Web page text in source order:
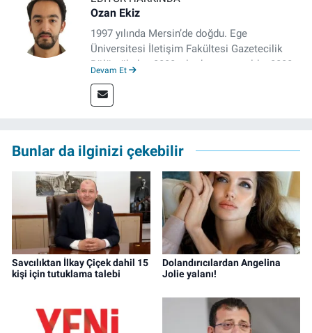
Ozan Ekiz
1997 yılında Mersin’de doğdu. Ege
Üniversitesi İletişim Fakültesi Gazetecilik
Bölümü’nden 2020 yılında mezun oldu. 2020
editörü, muhabir, rejisör olarak çalıştı.
Meslek hayatına İzmir’de başlayan gazeteci,
Devam Et
Bunlar da ilginizi çekebilir
Savcılıktan İlkay Çiçek dahil 15
kişi için tutuklama talebi
Dolandırıcılardan Angelina
Jolie yalanı!